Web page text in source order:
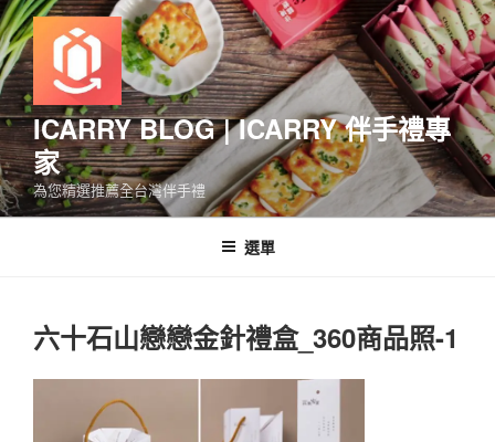
跳
至
主
要
內
容
ICARRY BLOG | ICARRY 伴手禮專
家
為您精選推薦全台灣伴手禮
選單
六十石山戀戀金針禮盒_360商品照-1